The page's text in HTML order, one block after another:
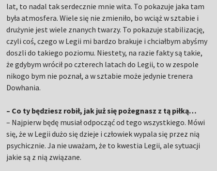
lat, to nadal tak serdecznie mnie wita. To pokazuje jaka tam
była atmosfera. Wiele się nie zmieniło, bo wciąż w sztabie i
drużynie jest wiele znanych twarzy. To pokazuje stabilizację,
czyli coś, czego w Legii mi bardzo brakuje i chciałbym abyśmy
doszli do takiego poziomu. Niestety, na razie fakty są takie,
że gdybym wrócił po czterech latach do Legii, to w zespole
nikogo bym nie poznał, a w sztabie może jedynie trenera
Dowhania.
– Co ty będziesz robił, jak już się pożegnasz z tą piłką…
– Najpierw będę musiał odpocząć od tego wszystkiego. Mówi
się, że w Legii dużo się dzieje i człowiek wypala się przez nią
psychicznie. Ja nie uważam, że to kwestia Legii, ale sytuacji
jakie są z nią związane.